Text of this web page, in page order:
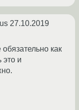
27.10.2019
как
это и